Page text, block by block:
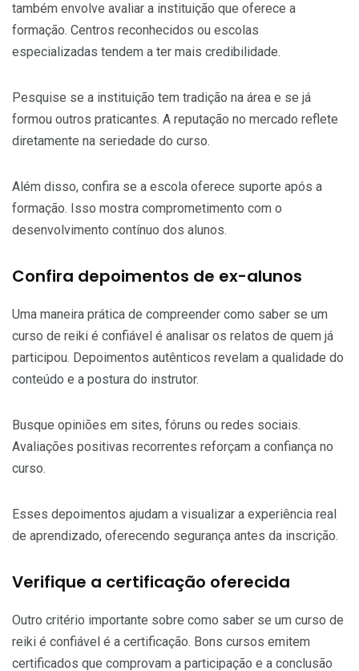
também envolve avaliar a instituição que oferece a
formação. Centros reconhecidos ou escolas
especializadas tendem a ter mais credibilidade.
Pesquise se a instituição tem tradição na área e se já
formou outros praticantes. A reputação no mercado reflete
diretamente na seriedade do curso.
Além disso, confira se a escola oferece suporte após a
formação. Isso mostra comprometimento com o
desenvolvimento contínuo dos alunos.
Confira depoimentos de ex-alunos
Uma maneira prática de compreender como saber se um
curso de reiki é confiável é analisar os relatos de quem já
participou. Depoimentos autênticos revelam a qualidade do
conteúdo e a postura do instrutor.
Busque opiniões em sites, fóruns ou redes sociais.
Avaliações positivas recorrentes reforçam a confiança no
curso.
Esses depoimentos ajudam a visualizar a experiência real
de aprendizado, oferecendo segurança antes da inscrição.
Verifique a certificação oferecida
Outro critério importante sobre como saber se um curso de
reiki é confiável é a certificação. Bons cursos emitem
certificados que comprovam a participação e a conclusão